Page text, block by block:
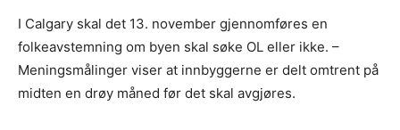
I Calgary skal det 13. november gjennomføres en
folkeavstemning om byen skal søke OL eller ikke. –
Meningsmålinger viser at innbyggerne er delt omtrent på
midten en drøy måned før det skal avgjøres.